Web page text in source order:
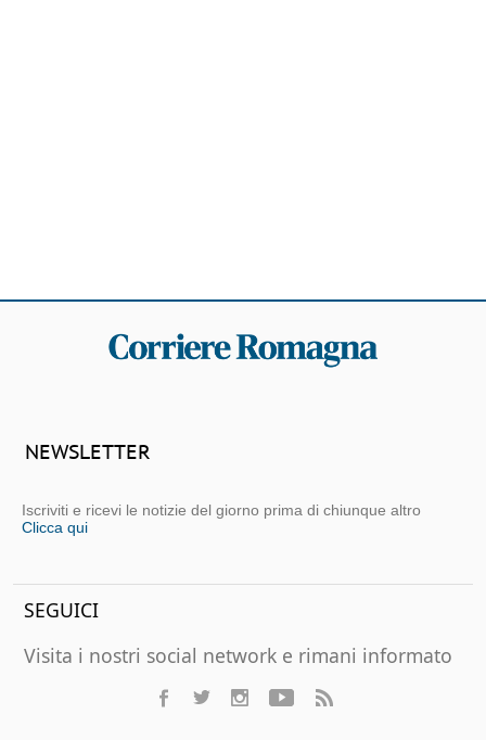
NEWSLETTER
Iscriviti e ricevi le notizie del giorno prima di chiunque altro
Clicca qui
SEGUICI
Visita i nostri social network e rimani informato